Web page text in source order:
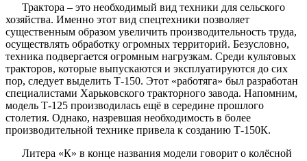
Трактора – это необходимый вид техники для сельского
хозяйства. Именно этот вид спецтехники позволяет
существенным образом увеличить производительность труда,
осуществлять обработку огромных территорий. Безусловно,
техника подвергается огромным нагрузкам. Среди культовых
тракторов, которые выпускаются и эксплуатируются до сих
пор, следует выделить Т-150. Этот «работяга» был разработан
специалистами Харьковского тракторного завода. Напомним,
модель Т-125 производилась ещё в середине прошлого
столетия. Однако, назревшая необходимость в более
производительной технике привела к созданию Т-150К.
Литера «К» в конце названия модели говорит о колёсной